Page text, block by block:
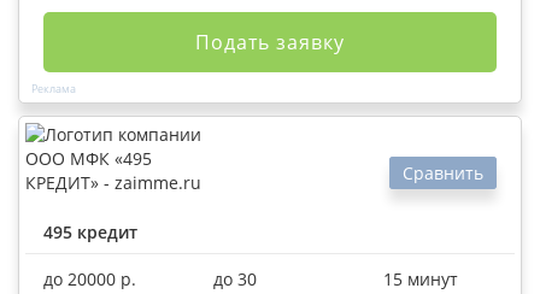
Подать заявку
495 кредит
Сравнить
до 20000 р. до 30 15 минут